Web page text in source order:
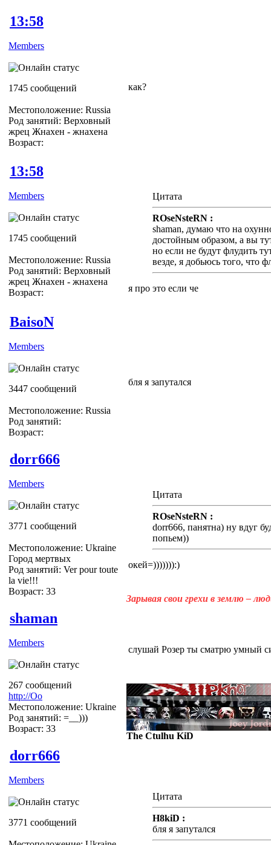
13:58
Members
1745 сообщений
Местоположение: Russia
Род занятий: Верховный
жрец Жнахен - жнахена
Возраст:
как?
13:58
Members
1745 сообщений
Местоположение: Russia
Род занятий: Верховный
жрец Жнахен - жнахена
Возраст:
Цитата
ROseNsteRN :
shaman, думаю что на
достойным образом, а вы
но если не будут флудить
везде, я добьюсь того, что
я про это если че
BaisoN
Members
3447 сообщений
Местоположение: Russia
Род занятий:
Возраст:
бля я запутался
dorr666
Members
3771 сообщений
Местоположение: Ukraine
Город мертвых
Род занятий: Ver pour toute
la vie!!!
Возраст: 33
Цитата
ROseNsteRN :
dorr666, панятна) ну вдуг
попьем))
окей=))))))):)
Зарывая свои грехи в землю –
shaman
Members
267 сообщений
http://Оо
Местоположение: Ukraine
Род занятий: =__)))
Возраст: 33
слушай Розер ты сматрю умный
The Ctulhu KiD
dorr666
Members
3771 сообщений
Цитата
H8kiD :
бля я запутался